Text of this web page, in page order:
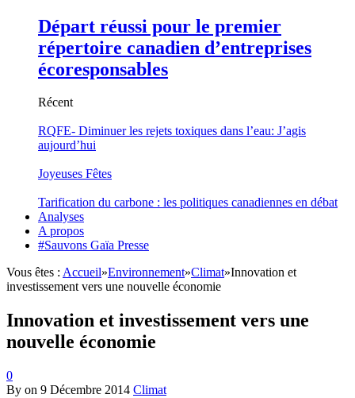
Départ réussi pour le premier
répertoire canadien d’entreprises
écoresponsables
Récent
RQFE- Diminuer les rejets toxiques dans l’eau: J’agis
aujourd’hui
Joyeuses Fêtes
Tarification du carbone : les politiques canadiennes en débat
Analyses
A propos
#Sauvons Gaïa Presse
Vous êtes : Accueil»Environnement»Climat»Innovation et
investissement vers une nouvelle économie
Innovation et investissement vers une
nouvelle économie
0
By on 9 Décembre 2014 Climat